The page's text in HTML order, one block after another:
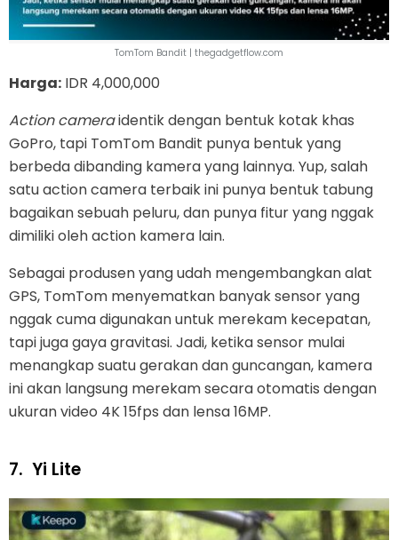
TomTom Bandit | thegadgetflow.com
Harga: IDR 4,000,000
Action cameraidentik dengan bentuk kotak khas
GoPro, tapi TomTom Bandit punya bentuk yang
berbeda dibanding kamera yang lainnya. Yup, salah
satu action camera terbaik ini punya bentuk tabung
bagaikan sebuah peluru, dan punya fitur yang nggak
dimiliki oleh action kamera lain.
Sebagai produsen yang udah mengembangkan alat
GPS, TomTom menyematkan banyak sensor yang
nggak cuma digunakan untuk merekam kecepatan,
tapi juga gaya gravitasi. Jadi, ketika sensor mulai
menangkap suatu gerakan dan guncangan, kamera
ini akan langsung merekam secara otomatis dengan
ukuran video 4K 15fps dan lensa 16MP.
7. Yi Lite